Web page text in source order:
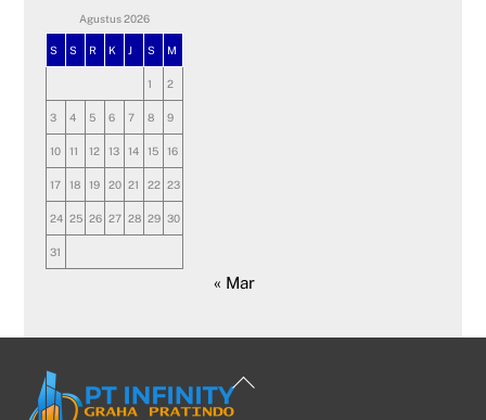
Agustus 2026
S S R K J S M
1 2
3 4 5 6 7 8 9
10 11 12 13 14 15 16
17 18 19 20 21 22 23
24 25 26 27 28 29 30
31
« Mar
Back